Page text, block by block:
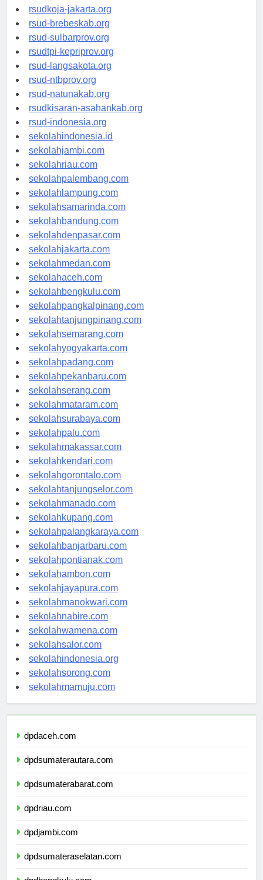
rsud-cilacapkab.org
rsudkoja-jakarta.org
rsud-brebeskab.org
rsud-sulbarprov.org
rsudtpi-kepriprov.org
rsud-langsakota.org
rsud-ntbprov.org
rsud-natunakab.org
rsudkisaran-asahankab.org
rsud-indonesia.org
sekolahindonesia.id
sekolahjambi.com
sekolahriau.com
sekolahpalembang.com
sekolahlampung.com
sekolahsamarinda.com
sekolahbandung.com
sekolahdenpasar.com
sekolahjakarta.com
sekolahmedan.com
sekolahaceh.com
sekolahbengkulu.com
sekolahpangkalpinang.com
sekolahtanjungpinang.com
sekolahsemarang.com
sekolahyogyakarta.com
sekolahpadang.com
sekolahpekanbaru.com
sekolahserang.com
sekolahmataram.com
sekolahsurabaya.com
sekolahpalu.com
sekolahmakassar.com
sekolahkendari.com
sekolahgorontalo.com
sekolahtanjungselor.com
sekolahmanado.com
sekolahkupang.com
sekolahpalangkaraya.com
sekolahbanjarbaru.com
sekolahpontianak.com
sekolahambon.com
sekolahjayapura.com
sekolahmanokwari.com
sekolahnabire.com
sekolahwamena.com
sekolahsalor.com
sekolahindonesia.org
sekolahsorong.com